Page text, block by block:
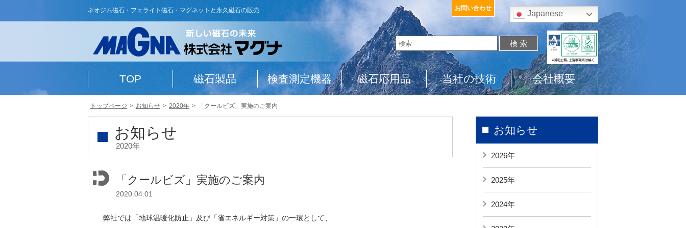
ネオジム磁石・フェライト磁石・マグネットと永久磁石の販売
TOP 磁石製品 検査測定機器 磁石応用品 当社の技術 会社概要
お問い合わせ
Japanese
トップページ お知らせ 2020年 「クールビズ」実施のご案内
お知らせ
2020年
「クールビズ」実施のご案内
2020.04.01
弊社では「地球温暖化防止」及び「省エネルギー対策」の一環として、
お知らせ
2026年
2025年
2024年